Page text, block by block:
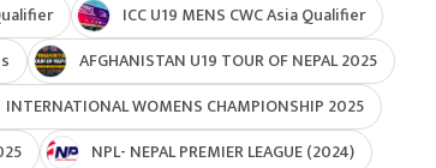
ICC U19 MENS CWC Asia Qualifier
AFGHANISTAN U19 TOUR OF NEPAL 2025
INTERNATIONAL WOMENS CHAMPIONSHIP 2025
NPL- NEPAL PREMIER LEAGUE (2024)